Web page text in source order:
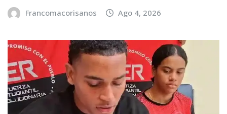
Francomacorisanos Ago 4, 2026